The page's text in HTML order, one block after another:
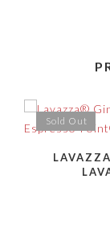
Sold Out